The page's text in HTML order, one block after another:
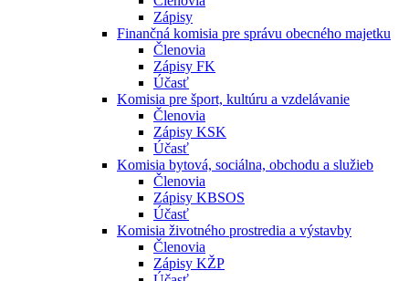
Zápisy
Finančná komisia pre správu obecného majetku
Členovia
Zápisy FK
Účasť
Komisia pre šport, kultúru a vzdelávanie
Členovia
Zápisy KSK
Účasť
Komisia bytová, sociálna, obchodu a služieb
Členovia
Zápisy KBSOS
Účasť
Komisia životného prostredia a výstavby
Členovia
Zápisy KŽP